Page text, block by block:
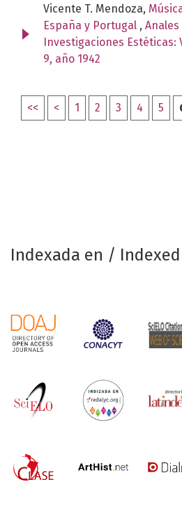
Vicente T. Mendoza,
España y Portugal ,
Investigaciones Estéticas:
9, año 1942
<< < 1 2 3 4 5
Indexada en /